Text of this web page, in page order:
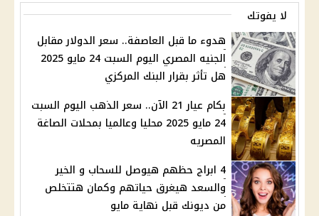
لا يفوتك
هدوء ما قبل العاصفة.. سعر الدولار مقابل
الجنيه المصري اليوم السبت 24 مايو 2025
هل تأثر بقرار البنك المركزي
بكام عيار 21 الآن.. سعر الذهب اليوم السبت
24 مايو 2025 محليا وعالميا بمحلات الصاغة
المصريه
4 ابراج حظهم هيوصل للسحاب و الخير
والسعد هيغرق حياتهم وكمان هتتخلص
من ديونك قبل نهاية مايو